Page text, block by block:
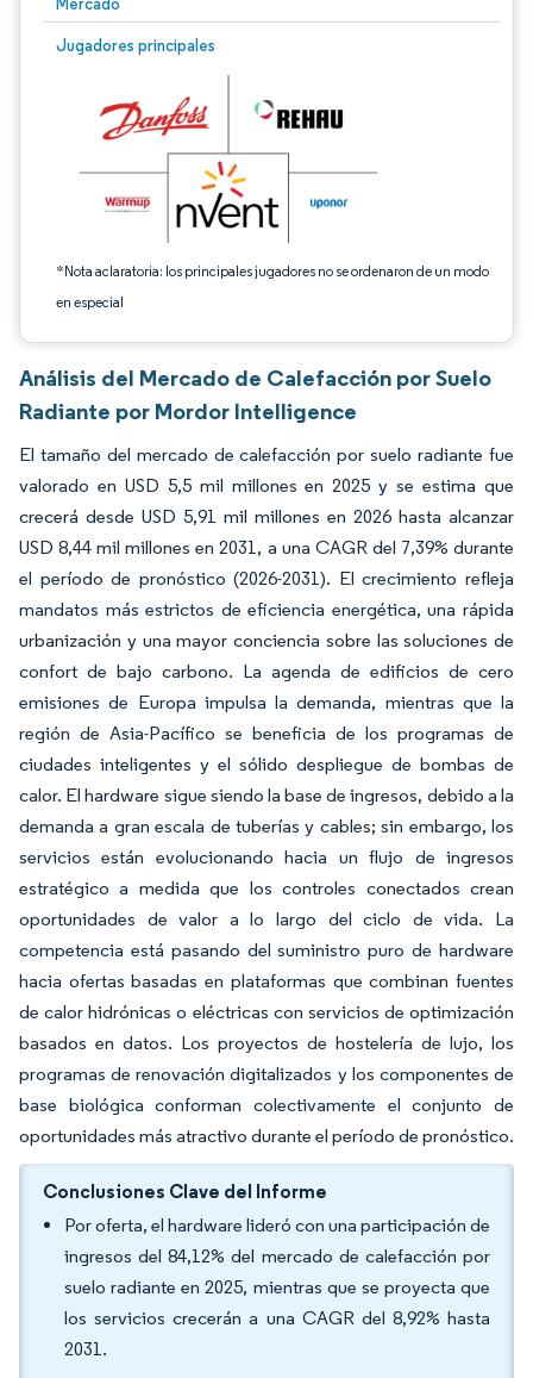
Jugadores principales
*Nota aclaratoria: los principales jugadores no se ordenaron de un modo
en especial
Imagen © Mordor Intelligence. El uso requiere atribución según CC BY 4.0.
Análisis del Mercado de Calefacción por Suelo
Radiante por Mordor Intelligence
El tamaño del mercado de calefacción por suelo radiante fue
valorado en USD 5,5 mil millones en 2025 y se estima que
crecerá desde USD 5,91 mil millones en 2026 hasta alcanzar
USD 8,44 mil millones en 2031, a una CAGR del 7,39% durante
el período de pronóstico (2026-2031). El crecimiento refleja
mandatos más estrictos de eficiencia energética, una rápida
urbanización y una mayor conciencia sobre las soluciones de
confort de bajo carbono. La agenda de edificios de cero
emisiones de Europa impulsa la demanda, mientras que la
región de Asia-Pacífico se beneficia de los programas de
ciudades inteligentes y el sólido despliegue de bombas de
calor. El hardware sigue siendo la base de ingresos, debido a la
demanda a gran escala de tuberías y cables; sin embargo, los
servicios están evolucionando hacia un flujo de ingresos
estratégico a medida que los controles conectados crean
oportunidades de valor a lo largo del ciclo de vida. La
competencia está pasando del suministro puro de hardware
hacia ofertas basadas en plataformas que combinan fuentes
de calor hidrónicas o eléctricas con servicios de optimización
basados en datos. Los proyectos de hostelería de lujo, los
programas de renovación digitalizados y los componentes de
base biológica conforman colectivamente el conjunto de
oportunidades más atractivo durante el período de pronóstico.
Conclusiones Clave del Informe
Por oferta, el hardware lideró con una participación de
ingresos del 84,12% del mercado de calefacción por
suelo radiante en 2025, mientras que se proyecta que
los servicios crecerán a una CAGR del 8,92% hasta
2031.